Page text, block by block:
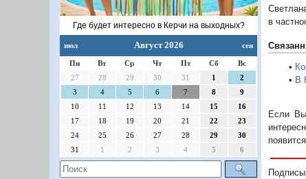
Где будет интересно в Керчи на выходных?
июл Август 2026 сен
Пн Вт Ср Чт Пт Сб
Вс
27
28 29 30 31 1
2
3
4 5 6 7 8
9
10
11 12 13 14 15
16
17
18 19 20 21 22
23
24
25 26 27 28 29
30
31
1 2 3 4 5 6
в
•
• В
Если Вы